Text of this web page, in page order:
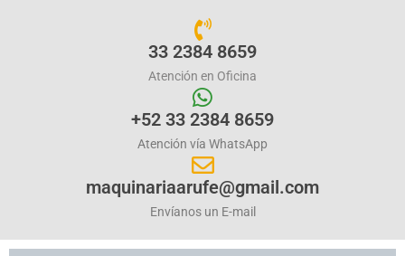
33 2384 8659
Atención en Oficina
+52 33 2384 8659
Atención vía WhatsApp
maquinariaarufe@gmail.com
Envíanos un E-mail